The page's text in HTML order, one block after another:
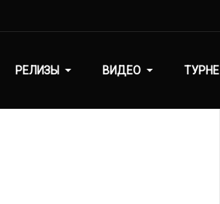
РЕЛИЗЫ ВИДЕО ТУРНЕ